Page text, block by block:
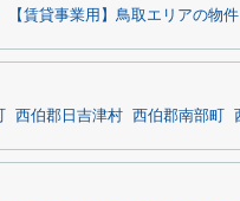
【賃貸事業用】鳥取エリアの物件
西伯郡日吉津村 西伯郡南部町